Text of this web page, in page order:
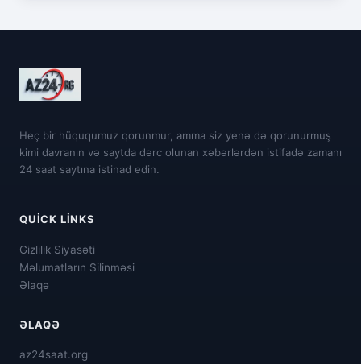
Heç bir hüququmuz qorunmur, amma siz yenə də qorunurmuş
kimi davranın və saytda dərc olunan xəbərlərdən istifadə zamanı
24 saat saytına istinad edin.
QUICK LINKS
Gizlilik Siyasəti
Məlumatların Silinməsi
Əlaqə
ƏLAQƏ
az24saat.org